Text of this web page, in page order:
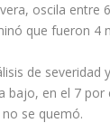
oscila entre
que fueron 4
de
en el 7
se quemó.